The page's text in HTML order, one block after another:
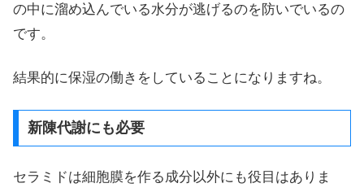
の中に溜め込んでいる水分が逃げるのを防いでいるの
です。
結果的に保湿の働きをしていることになりますね。
新陳代謝にも必要
セラミドは細胞膜を作る成分以外にも役目はありま